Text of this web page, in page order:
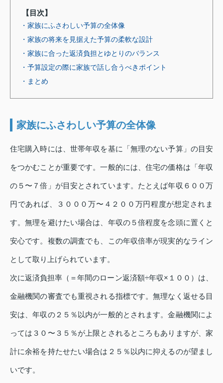
【目次】
・家族にふさわしい予算の全体像
・家族の将来を見据えた予算の柔軟な設計
・家族に合った返済負担とゆとりのバランス
・予算設定の際に家族で話し合うべきポイント
・まとめ
家族にふさわしい予算の全体像
住宅購入時には、世帯年収を基に「無理のない予算」の目安
をつかむことが重要です。一般的には、住宅の価格は「年収
の５〜７倍」が目安とされています。たとえば年収６００万
円であれば、３０００万〜４２００万円程度が想定されま
す。無理を避けたい場合は、年収の５倍程度を念頭に置くと
安心です。複数の調査でも、この年収倍率が現実的なライン
として取り上げられています。
次に返済負担率（＝年間のローン返済額÷年収×１００）は、
金融機関の審査でも重視される指標です。無理なく返せる目
安は、年収の２５％以内が一般的とされます。金融機関によ
っては３０〜３５％が上限とされるところもありますが、家
計に余裕を持たせたい場合は２５％以内に抑えるのが望まし
いです。